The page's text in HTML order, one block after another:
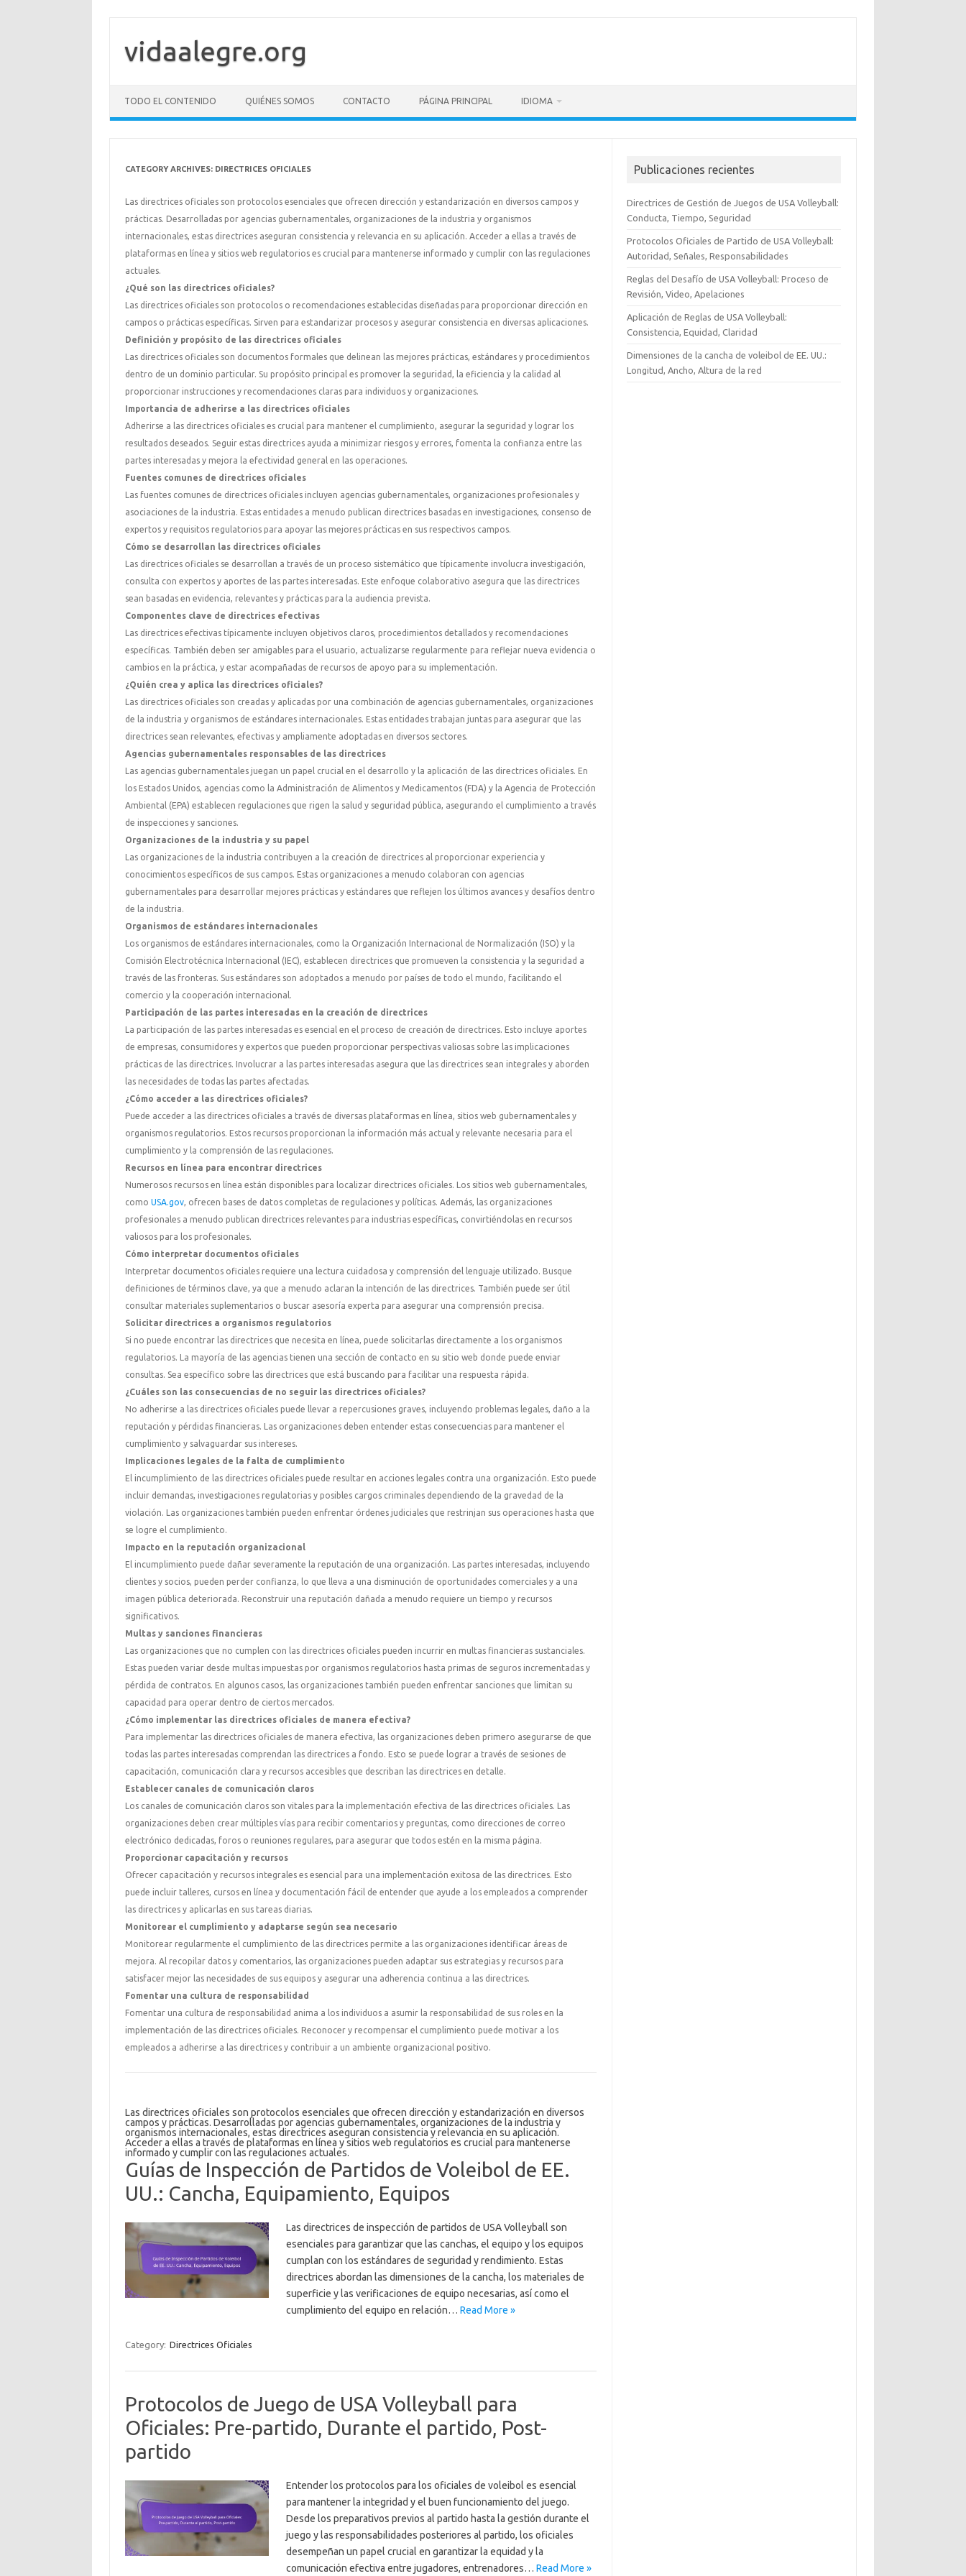
content
vidaalegre.org
TODO EL CONTENIDO QUIÉNES SOMOS CONTACTO PÁGINA PRINCIPAL IDIOMA
CATEGORY ARCHIVES: DIRECTRICES OFICIALES
Las directrices oficiales son protocolos esenciales que ofrecen dirección y estandarización en diversos campos y
prácticas. Desarrolladas por agencias gubernamentales, organizaciones de la industria y organismos
internacionales, estas directrices aseguran consistencia y relevancia en su aplicación. Acceder a ellas a través de
plataformas en línea y sitios web regulatorios es crucial para mantenerse informado y cumplir con las regulaciones
actuales.
¿Qué son las directrices oficiales?
Las directrices oficiales son protocolos o recomendaciones establecidas diseñadas para proporcionar dirección en
campos o prácticas específicas. Sirven para estandarizar procesos y asegurar consistencia en diversas aplicaciones.
Definición y propósito de las directrices oficiales
Las directrices oficiales son documentos formales que delinean las mejores prácticas, estándares y procedimientos
dentro de un dominio particular. Su propósito principal es promover la seguridad, la eficiencia y la calidad al
proporcionar instrucciones y recomendaciones claras para individuos y organizaciones.
Importancia de adherirse a las directrices oficiales
Adherirse a las directrices oficiales es crucial para mantener el cumplimiento, asegurar la seguridad y lograr los
resultados deseados. Seguir estas directrices ayuda a minimizar riesgos y errores, fomenta la confianza entre las
partes interesadas y mejora la efectividad general en las operaciones.
Fuentes comunes de directrices oficiales
Las fuentes comunes de directrices oficiales incluyen agencias gubernamentales, organizaciones profesionales y
asociaciones de la industria. Estas entidades a menudo publican directrices basadas en investigaciones, consenso de
expertos y requisitos regulatorios para apoyar las mejores prácticas en sus respectivos campos.
Cómo se desarrollan las directrices oficiales
Las directrices oficiales se desarrollan a través de un proceso sistemático que típicamente involucra investigación,
consulta con expertos y aportes de las partes interesadas. Este enfoque colaborativo asegura que las directrices
sean basadas en evidencia, relevantes y prácticas para la audiencia prevista.
Componentes clave de directrices efectivas
Las directrices efectivas típicamente incluyen objetivos claros, procedimientos detallados y recomendaciones
específicas. También deben ser amigables para el usuario, actualizarse regularmente para reflejar nueva evidencia o
cambios en la práctica, y estar acompañadas de recursos de apoyo para su implementación.
¿Quién crea y aplica las directrices oficiales?
Las directrices oficiales son creadas y aplicadas por una combinación de agencias gubernamentales, organizaciones
de la industria y organismos de estándares internacionales. Estas entidades trabajan juntas para asegurar que las
directrices sean relevantes, efectivas y ampliamente adoptadas en diversos sectores.
Agencias gubernamentales responsables de las directrices
Las agencias gubernamentales juegan un papel crucial en el desarrollo y la aplicación de las directrices oficiales. En
los Estados Unidos, agencias como la Administración de Alimentos y Medicamentos (FDA) y la Agencia de Protección
Ambiental (EPA) establecen regulaciones que rigen la salud y seguridad pública, asegurando el cumplimiento a través
de inspecciones y sanciones.
Organizaciones de la industria y su papel
Las organizaciones de la industria contribuyen a la creación de directrices al proporcionar experiencia y
conocimientos específicos de sus campos. Estas organizaciones a menudo colaboran con agencias
gubernamentales para desarrollar mejores prácticas y estándares que reflejen los últimos avances y desafíos dentro
de la industria.
Organismos de estándares internacionales
Los organismos de estándares internacionales, como la Organización Internacional de Normalización (ISO) y la
Comisión Electrotécnica Internacional (IEC), establecen directrices que promueven la consistencia y la seguridad a
través de las fronteras. Sus estándares son adoptados a menudo por países de todo el mundo, facilitando el
comercio y la cooperación internacional.
Participación de las partes interesadas en la creación de directrices
La participación de las partes interesadas es esencial en el proceso de creación de directrices. Esto incluye aportes
de empresas, consumidores y expertos que pueden proporcionar perspectivas valiosas sobre las implicaciones
prácticas de las directrices. Involucrar a las partes interesadas asegura que las directrices sean integrales y aborden
las necesidades de todas las partes afectadas.
¿Cómo acceder a las directrices oficiales?
Puede acceder a las directrices oficiales a través de diversas plataformas en línea, sitios web gubernamentales y
organismos regulatorios. Estos recursos proporcionan la información más actual y relevante necesaria para el
cumplimiento y la comprensión de las regulaciones.
Recursos en línea para encontrar directrices
Numerosos recursos en línea están disponibles para localizar directrices oficiales. Los sitios web gubernamentales,
como USA.gov, ofrecen bases de datos completas de regulaciones y políticas. Además, las organizaciones
profesionales a menudo publican directrices relevantes para industrias específicas, convirtiéndolas en recursos
valiosos para los profesionales.
Cómo interpretar documentos oficiales
Interpretar documentos oficiales requiere una lectura cuidadosa y comprensión del lenguaje utilizado. Busque
definiciones de términos clave, ya que a menudo aclaran la intención de las directrices. También puede ser útil
consultar materiales suplementarios o buscar asesoría experta para asegurar una comprensión precisa.
Solicitar directrices a organismos regulatorios
Si no puede encontrar las directrices que necesita en línea, puede solicitarlas directamente a los organismos
regulatorios. La mayoría de las agencias tienen una sección de contacto en su sitio web donde puede enviar
consultas. Sea específico sobre las directrices que está buscando para facilitar una respuesta rápida.
¿Cuáles son las consecuencias de no seguir las directrices oficiales?
No adherirse a las directrices oficiales puede llevar a repercusiones graves, incluyendo problemas legales, daño a la
reputación y pérdidas financieras. Las organizaciones deben entender estas consecuencias para mantener el
cumplimiento y salvaguardar sus intereses.
Implicaciones legales de la falta de cumplimiento
El incumplimiento de las directrices oficiales puede resultar en acciones legales contra una organización. Esto puede
incluir demandas, investigaciones regulatorias y posibles cargos criminales dependiendo de la gravedad de la
violación. Las organizaciones también pueden enfrentar órdenes judiciales que restrinjan sus operaciones hasta que
se logre el cumplimiento.
Impacto en la reputación organizacional
El incumplimiento puede dañar severamente la reputación de una organización. Las partes interesadas, incluyendo
clientes y socios, pueden perder confianza, lo que lleva a una disminución de oportunidades comerciales y a una
imagen pública deteriorada. Reconstruir una reputación dañada a menudo requiere un tiempo y recursos
significativos.
Multas y sanciones financieras
Las organizaciones que no cumplen con las directrices oficiales pueden incurrir en multas financieras sustanciales.
Estas pueden variar desde multas impuestas por organismos regulatorios hasta primas de seguros incrementadas y
pérdida de contratos. En algunos casos, las organizaciones también pueden enfrentar sanciones que limitan su
capacidad para operar dentro de ciertos mercados.
¿Cómo implementar las directrices oficiales de manera efectiva?
Para implementar las directrices oficiales de manera efectiva, las organizaciones deben primero asegurarse de que
todas las partes interesadas comprendan las directrices a fondo. Esto se puede lograr a través de sesiones de
capacitación, comunicación clara y recursos accesibles que describan las directrices en detalle.
Establecer canales de comunicación claros
Los canales de comunicación claros son vitales para la implementación efectiva de las directrices oficiales. Las
organizaciones deben crear múltiples vías para recibir comentarios y preguntas, como direcciones de correo
electrónico dedicadas, foros o reuniones regulares, para asegurar que todos estén en la misma página.
Proporcionar capacitación y recursos
Ofrecer capacitación y recursos integrales es esencial para una implementación exitosa de las directrices. Esto
puede incluir talleres, cursos en línea y documentación fácil de entender que ayude a los empleados a comprender
las directrices y aplicarlas en sus tareas diarias.
Monitorear el cumplimiento y adaptarse según sea necesario
Monitorear regularmente el cumplimiento de las directrices permite a las organizaciones identificar áreas de
mejora. Al recopilar datos y comentarios, las organizaciones pueden adaptar sus estrategias y recursos para
satisfacer mejor las necesidades de sus equipos y asegurar una adherencia continua a las directrices.
Fomentar una cultura de responsabilidad
Fomentar una cultura de responsabilidad anima a los individuos a asumir la responsabilidad de sus roles en la
implementación de las directrices oficiales. Reconocer y recompensar el cumplimiento puede motivar a los
empleados a adherirse a las directrices y contribuir a un ambiente organizacional positivo.
Las directrices oficiales son protocolos esenciales que ofrecen dirección y estandarización en diversos
campos y prácticas. Desarrolladas por agencias gubernamentales, organizaciones de la industria y
organismos internacionales, estas directrices aseguran consistencia y relevancia en su aplicación.
Acceder a ellas a través de plataformas en línea y sitios web regulatorios es crucial para mantenerse
informado y cumplir con las regulaciones actuales.
Guías de Inspección de Partidos de Voleibol de EE.
UU.: Cancha, Equipamiento, Equipos
Las directrices de inspección de partidos de USA Volleyball son
esenciales para garantizar que las canchas, el equipo y los equipos
cumplan con los estándares de seguridad y rendimiento. Estas
directrices abordan las dimensiones de la cancha, los materiales de
superficie y las verificaciones de equipo necesarias, así como el
cumplimiento del equipo en relación… Read More »
Category: Directrices Oficiales
Protocolos de Juego de USA Volleyball para
Oficiales: Pre-partido, Durante el partido, Post-
partido
Entender los protocolos para los oficiales de voleibol es esencial
para mantener la integridad y el buen funcionamiento del juego.
Desde los preparativos previos al partido hasta la gestión durante el
juego y las responsabilidades posteriores al partido, los oficiales
desempeñan un papel crucial en garantizar la equidad y la
comunicación efectiva entre jugadores, entrenadores… Read More »
Publicaciones recientes
Directrices de Gestión de Juegos de USA Volleyball:
Conducta, Tiempo, Seguridad
Protocolos Oficiales de Partido de USA Volleyball:
Autoridad, Señales, Responsabilidades
Reglas del Desafío de USA Volleyball: Proceso de
Revisión, Video, Apelaciones
Aplicación de Reglas de USA Volleyball:
Consistencia, Equidad, Claridad
Dimensiones de la cancha de voleibol de EE. UU.:
Longitud, Ancho, Altura de la red